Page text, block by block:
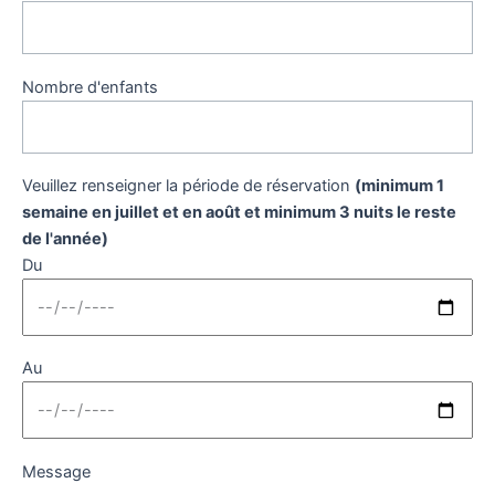
Nombre d'enfants
Veuillez renseigner la période de réservation (minimum 1
semaine en juillet et en août et minimum 3 nuits le reste
de l'année)
Du
Au
Message